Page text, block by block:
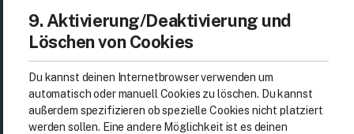
9. Aktivierung/Deaktivierung und
Löschen von Cookies
Du kannst deinen Internetbrowser verwenden um
automatisch oder manuell Cookies zu löschen. Du kannst
außerdem spezifizieren ob spezielle Cookies nicht platziert
werden sollen. Eine andere Möglichkeit ist es deinen